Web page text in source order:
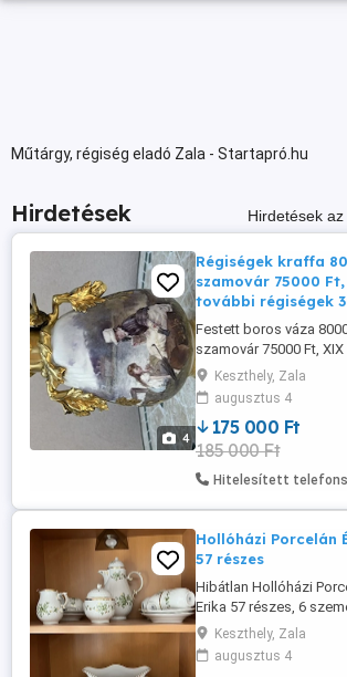
Műtárgy, régiség eladó Zala - Startapró.hu
Hirdetések Hirdetések
4
Régiségek kraffa
szamovár 75000
további régiségek
Festett boros váza
szamovár 75000 Ft,
régiségek 30 000 Ft.
Keszthely, Zala
augusztus 4
175 000 Ft
185 000 Ft
Hitelesített
Hollóházi Porcelán
57 részes
Hibátlan Hollóházi
Erika 57 részes, 6
eredeti 1 db leves tál, -
tányérkészlet - 6 mély,
desszert, 1 db
Keszthely, Zala
augusztus 4